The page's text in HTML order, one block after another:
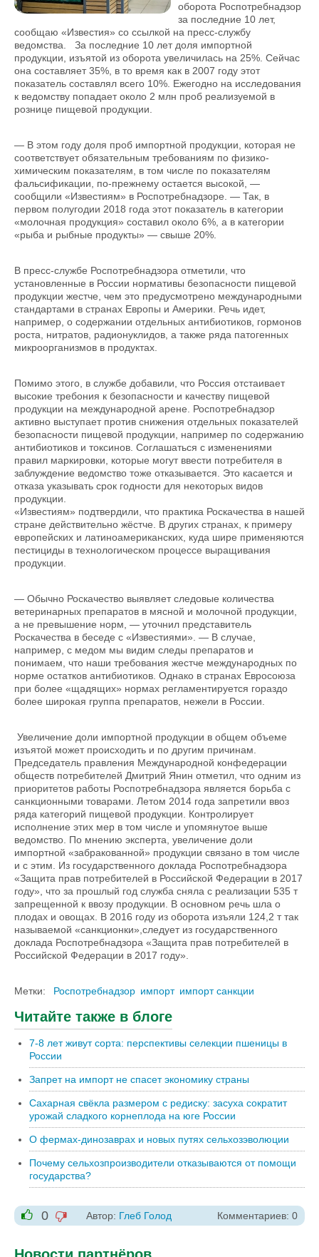
оборота Роспотребнадзор
за последние 10 лет,
сообщаю «Известия» со ссылкой на пресс-службу
ведомства. За последние 10 лет доля импортной
продукции, изъятой из оборота увеличилась на 25%. Сейчас
она составляет 35%, в то время как в 2007 году этот
показатель составлял всего 10%. Ежегодно на исследования
к ведомству попадает около 2 млн проб реализуемой в
рознице пищевой продукции.
— В этом году доля проб импортной продукции, которая не
соответствует обязательным требованиям по физико-
химическим показателям, в том числе по показателям
фальсификации, по-прежнему остается высокой, —
сообщили «Известиям» в Роспотребнадзоре. — Так, в
первом полугодии 2018 года этот показатель в категории
«молочная продукция» составил около 6%, а в категории
«рыба и рыбные продукты» — свыше 20%.
В пресс-службе Роспотребнадзора отметили, что
установленные в России нормативы безопасности пищевой
продукции жестче, чем это предусмотрено международными
стандартами в странах Европы и Америки. Речь идет,
например, о содержании отдельных антибиотиков, гормонов
роста, нитратов, радионуклидов, а также ряда патогенных
микроорганизмов в продуктах.
Помимо этого, в службе добавили, что Россия отстаивает
высокие требония к безопасности и качеству пищевой
продукции на международной арене. Роспотребнадзор
активно выступает против снижения отдельных показателей
безопасности пищевой продукции, например по содержанию
антибиотиков и токсинов. Соглашаться с изменениями
правил маркировки, которые могут ввести потребителя в
заблуждение ведомство тоже отказывается. Это касается и
отказа указывать срок годности для некоторых видов
продукции.
«Известиям» подтвердили, что практика Роскачества в нашей
стране действительно жёстче. В других странах, к примеру
европейских и латиноамериканских, куда шире применяются
пестициды в технологическом процессе выращивания
продукции.
— Обычно Роскачество выявляет следовые количества
ветеринарных препаратов в мясной и молочной продукции,
а не превышение норм, — уточнил представитель
Роскачества в беседе с «Известиями». — В случае,
например, с медом мы видим следы препаратов и
понимаем, что наши требования жестче международных по
норме остатков антибиотиков. Однако в странах Евросоюза
при более «щадящих» нормах регламентируется гораздо
более широкая группа препаратов, нежели в России.
Увеличение доли импортной продукции в общем объеме
изъятой может происходить и по другим причинам.
Председатель правления Международной конфедерации
обществ потребителей Дмитрий Янин отметил, что одним из
приоритетов работы Роспотребнадзора является борьба с
санкционными товарами. Летом 2014 года запретили ввоз
ряда категорий пищевой продукции. Контролирует
исполнение этих мер в том числе и упомянутое выше
ведомство. По мнению эксперта, увеличение доли
импортной «забракованной» продукции связано в том числе
и с этим. Из государственного доклада Роспотребнадзора
«Защита прав потребителей в Российской Федерации в 2017
году», что за прошлый год служба сняла с реализации 535 т
запрещенной к ввозу продукции. В основном речь шла о
плодах и овощах. В 2016 году из оборота изъяли 124,2 т так
называемой «санкционки»,следует из государственного
доклада Роспотребнадзора «Защита прав потребителей в
Российской Федерации в 2017 году».
Метки: Роспотребнадзор импорт импорт санкции
Читайте также в блоге
7-8 лет живут сорта: перспективы селекции пшеницы в
России
Запрет на импорт не спасет экономику страны
Сахарная свёкла размером с редиску: засуха сократит
урожай сладкого корнеплода на юге России
О фермах-динозаврах и новых путях сельхозэволюции
Почему сельхозпроизводители отказываются от помощи
государства?
+1
0
-1
Автор: Глеб Голод Комментариев: 0
Новости партнёров